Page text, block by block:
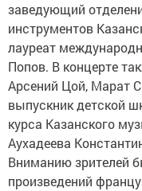
заведующий
инструментов
лауреат
Попов. В концерте
Арсений Цой, Марат
выпускник детской
курса Казанского
Аухадеева
Вниманию зрителей
произведений